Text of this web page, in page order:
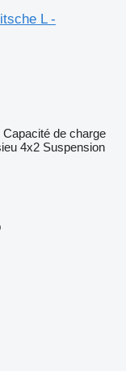
L -
Capacité de charge
4x2 Suspension